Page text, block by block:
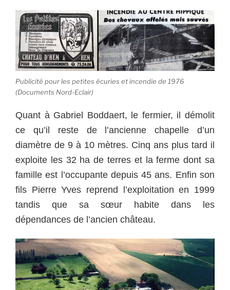
Publicité pour les petites écuries et incendie de 1976
(Documents Nord-Eclair)
Quant à Gabriel Boddaert, le fermier, il démolit
ce qu’il reste de l’ancienne chapelle d’un
diamètre de 9 à 10 mètres. Cinq ans plus tard il
exploite les 32 ha de terres et la ferme dont sa
famille est l’occupante depuis 45 ans. Enfin son
fils Pierre Yves reprend l’exploitation en 1999
tandis que sa sœur habite dans les
dépendances de l’ancien château.